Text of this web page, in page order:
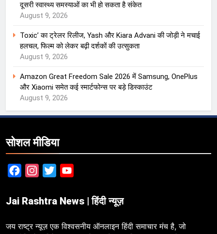
दूसरी स्वास्थ्य समस्याओं का भी हो सकता है संकेत
August 9, 2026
Toxic’ का ट्रेलर रिलीज, Yash और Kiara Advani की जोड़ी ने मचाई
हलचल, फिल्म को लेकर बढ़ी दर्शकों की उत्सुकता
August 9, 2026
Amazon Great Freedom Sale 2026 में Samsung, OnePlus
और Xiaomi समेत कई स्मार्टफोन्स पर बड़े डिस्काउंट
August 9, 2026
सोशल मीडिया
FacebookInstagram
Twitter
Jai Rashtra News | हिंदी न्यूज़
जय राष्ट्र न्यूज़ एक विश्वसनीय ऑनलाइन हिंदी समाचार मंच है, जो